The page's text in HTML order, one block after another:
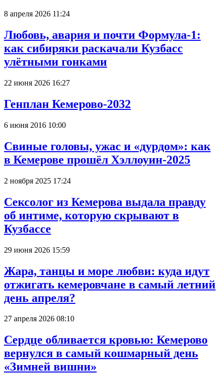
8 апреля 2026 11:24
Любовь, авария и почти Формула-1:
как сибиряки раскачали Кузбасс
улётными гонками
22 июня 2026 16:27
Генплан Кемерово-2032
6 июня 2016 10:00
Свиные головы, ужас и «дурдом»: как
в Кемерове прошёл Хэллоуин-2025
2 ноября 2025 17:24
Сексолог из Кемерова выдала правду
об интиме, которую скрывают в
Кузбассе
29 июня 2026 15:59
Жара, танцы и море любви: куда идут
отжигать кемеровчане в самый летний
день апреля?
27 апреля 2026 08:10
Сердце обливается кровью: Кемерово
вернулся в самый кошмарный день
«Зимней вишни»